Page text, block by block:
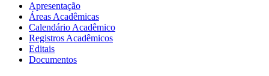
Apresentação
Áreas Acadêmicas
Calendário Acadêmico
Registros Acadêmicos
Editais
Documentos